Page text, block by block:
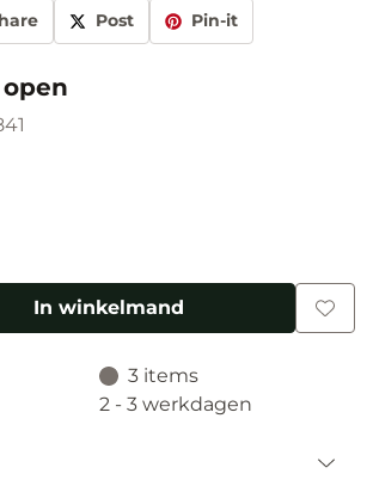
Post Pin-it
In winkelmand
3 items
2 - 3 werkdagen